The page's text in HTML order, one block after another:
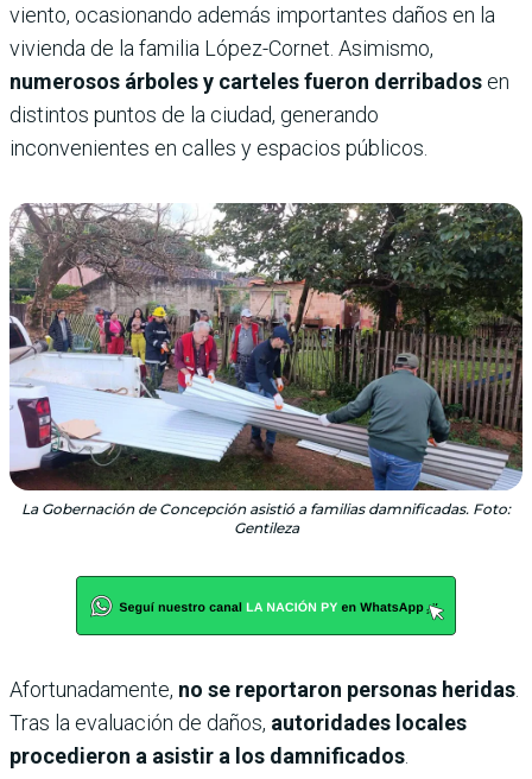
viento, ocasionando además importantes daños en la
vivienda de la familia López-Cornet. Asimismo,
numerosos árboles y carteles fueron derribados en
distintos puntos de la ciudad, generando
inconvenientes en calles y espacios públicos.
La Gobernación de Concepción asistió a familias damnificadas. Foto:
Gentileza
Afortunadamente, no se reportaron personas heridas
Tras la evaluación de daños, autoridades locales
procedieron a asistir a los damnificados